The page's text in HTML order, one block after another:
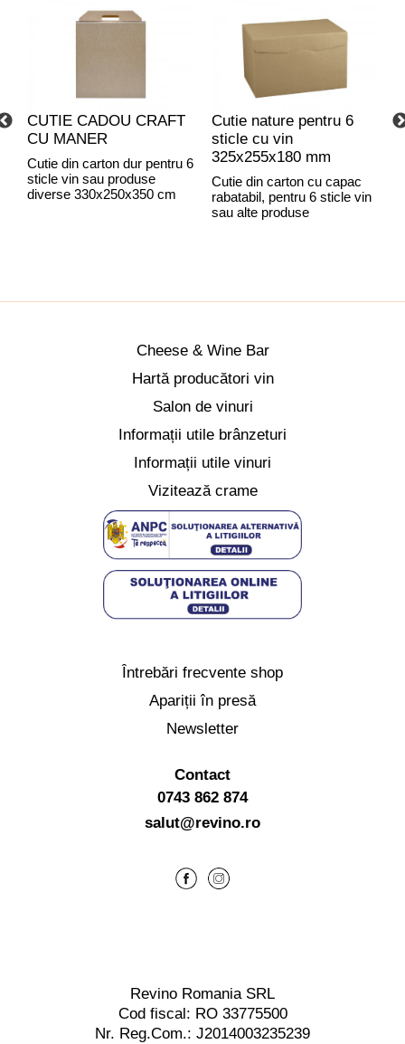
CUTIE CADOU CRAFT
CU MANER
Cutie din carton dur pentru 6
sticle vin sau produse
diverse 330x250x350 cm
Cutie nature pentru 6
sticle cu vin
325x255x180 mm
Cutie din carton cu capac
rabatabil, pentru 6 sticle vin
sau alte produse
Cheese & Wine Bar
Hartă producători vin
Salon de vinuri
Informații utile brânzeturi
Informații utile vinuri
Vizitează crame
Întrebări frecvente shop
Apariții în presă
Newsletter
Contact
0743 862 874
salut@revino.ro
Revino Romania SRL
Cod fiscal: RO 33775500
Nr. Reg.Com.: J2014003235239